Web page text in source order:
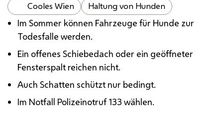
Cooles Wien Haltung von Hunden
Im Sommer können Fahrzeuge für Hunde zur
Todesfalle werden.
Ein offenes Schiebedach oder ein geöffneter
Fensterspalt reichen nicht.
Auch Schatten schützt nur bedingt.
Im Notfall Polizeinotruf 133 wählen.